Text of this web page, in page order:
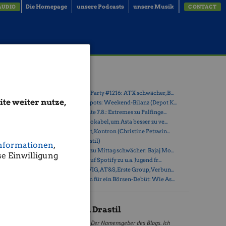
weiter nutze,
,
Einwilligung
Die Homepage unsere Podcasts unsere Musik CONTACT
sie
» Wiener Börse Party #1216: ATX schwächer, B...
» Österreich-Depots: Weekend-Bilanz (Depot K...
» Börsegeschichte 7.8.: Extremes zu Palfinge...
» Nachlese: 10 Vokabel, um Asta besser zu ve...
» PIR-News: Post, Kontron (Christine Petzwin...
» (Christian Drastil)
» Wiener Börse zu Mittag schwächer: Bajaj Mo...
» Börse-Inputs auf Spotify zu u.a. Jugend fr...
» ATX-Trends: VIG, AT&S, Erste Group, Verbun...
» Zehn Vokabeln für ein Börsen-Debüt: Wie As...
Christian Drastil
Der Namensgeber des Blogs. Ich